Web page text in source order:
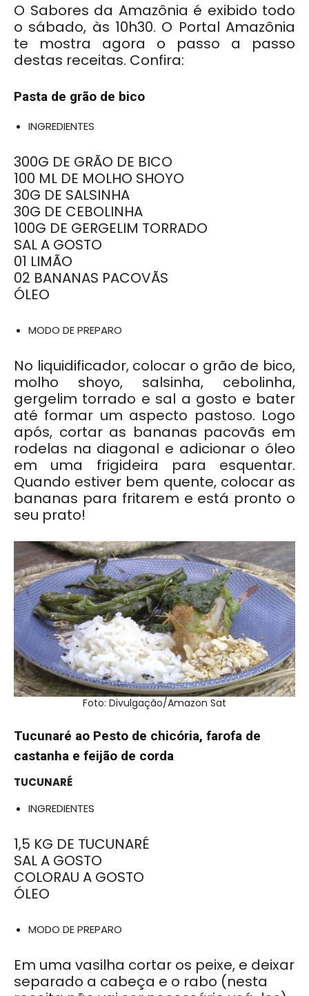
O Sabores da Amazônia é exibido todo
o sábado, às 10h30. O Portal Amazônia
te mostra agora o passo a passo
destas receitas. Confira:
Pasta de grão de bico
INGREDIENTES
300G DE GRÃO DE BICO
100 ML DE MOLHO SHOYO
30G DE SALSINHA
30G DE CEBOLINHA
100G DE GERGELIM TORRADO
SAL A GOSTO
01 LIMÃO
02 BANANAS PACOVÃS
ÓLEO
MODO DE PREPARO
No liquidificador, colocar o grão de bico,
molho shoyo, salsinha, cebolinha,
gergelim torrado e sal a gosto e bater
até formar um aspecto pastoso. Logo
após, cortar as bananas pacovãs em
rodelas na diagonal e adicionar o óleo
em uma frigideira para esquentar.
Quando estiver bem quente, colocar as
bananas para fritarem e está pronto o
seu prato!
Foto: Divulgação/Amazon Sat
Tucunaré ao Pesto de chicória, farofa de
castanha e feijão de corda
TUCUNARÉ
INGREDIENTES
1,5 KG DE TUCUNARÉ
SAL A GOSTO
COLORAU A GOSTO
ÓLEO
MODO DE PREPARO
Em uma vasilha cortar os peixe, e deixar
separado a cabeça e o rabo (nesta